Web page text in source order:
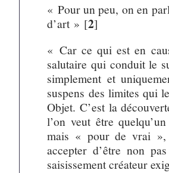
« Pour un peu, on en
d’art » [2]
« Car ce qui est en
salutaire qui conduit le
simplement et
suspens des limites qui
Objet. C’est la
l’on veut être
mais « pour de vrai »,
accepter d’être non
saisissement créateur